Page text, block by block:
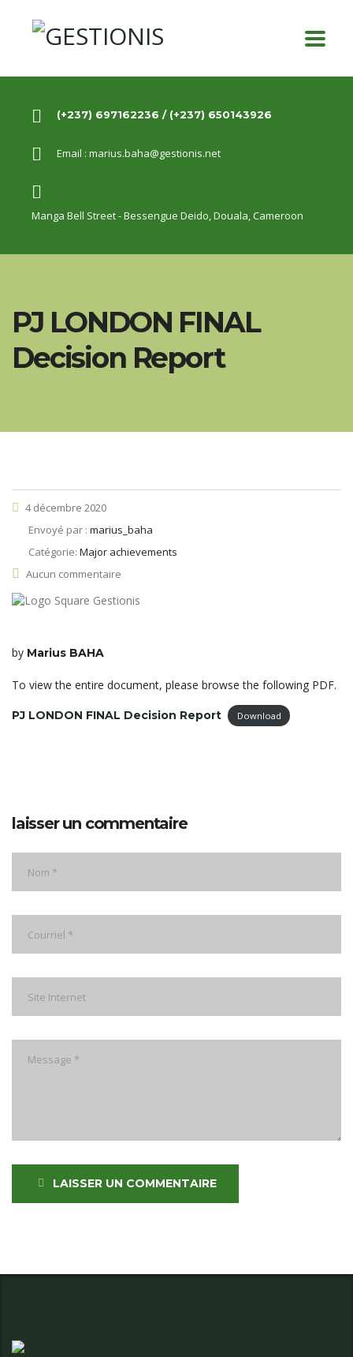
(+237) 697162236 / (+237) 650143926
Email : marius.baha@gestionis.net
Manga Bell Street - Bessengue Deido,Douala, Cameroon
PJ LONDON FINAL
Decision Report
4 décembre 2020
Envoyé par : marius_baha
Catégorie: Major achievements
Aucun commentaire
by Marius BAHA
To view the entire document, please browse the following PDF.
PJ LONDON FINAL Decision Report Download
laisser un commentaire
LAISSER UN COMMENTAIRE